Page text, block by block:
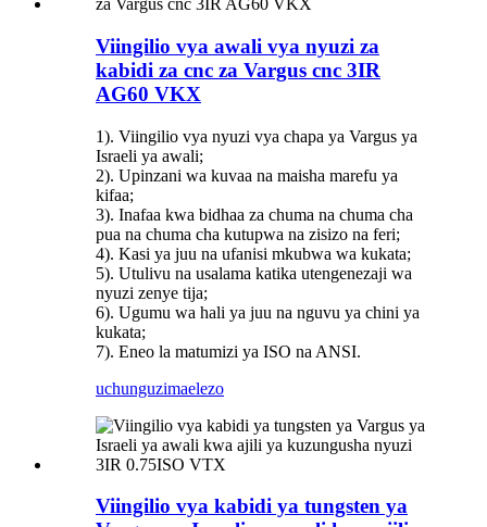
Viingilio vya awali vya nyuzi za
kabidi za cnc za Vargus cnc 3IR
AG60 VKX
1). Viingilio vya nyuzi vya chapa ya Vargus ya
Israeli ya awali;
2). Upinzani wa kuvaa na maisha marefu ya
kifaa;
3). Inafaa kwa bidhaa za chuma na chuma cha
pua na chuma cha kutupwa na zisizo na feri;
4). Kasi ya juu na ufanisi mkubwa wa kukata;
5). Utulivu na usalama katika utengenezaji wa
nyuzi zenye tija;
6). Ugumu wa hali ya juu na nguvu ya chini ya
kukata;
7). Eneo la matumizi ya ISO na ANSI.
uchunguzimaelezo
Viingilio vya kabidi ya tungsten ya